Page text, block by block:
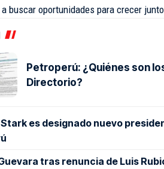
buscar oportunidades para crecer
Petroperú: ¿Quiénes son
Directorio?
es designado nuevo
tras renuncia de Luis